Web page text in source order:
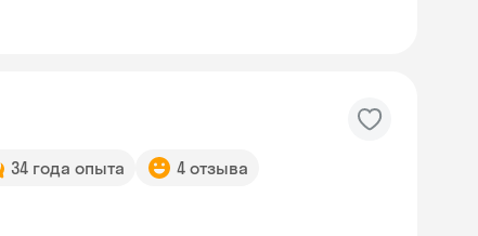
34 года опыта 4 отзыва